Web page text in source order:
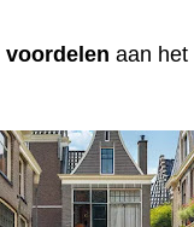
voordelen aan het